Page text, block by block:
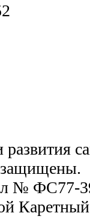
защищены.
№ ФС77-